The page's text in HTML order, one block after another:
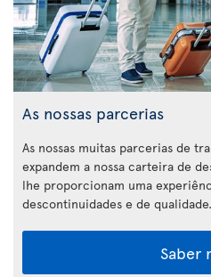
As nossas parcerias
As nossas muitas parcerias de
expandem a nossa carteira de
lhe proporcionam uma
descontinuidades e de qualidade.
Saber